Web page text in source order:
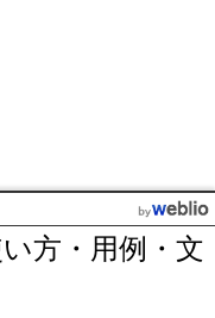
方・用例・文